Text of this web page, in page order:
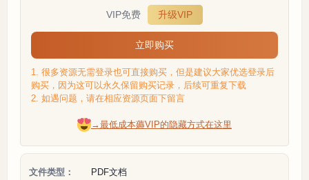
VIP免费 升级VIP
立即购买
1. 很多资源无需登录也可直接购买，但是建议大家优选登录后
购买，因为这可以永久保留购买记录，后续可重复下载
2. 如遇问题，请在相应资源页面下留言
→最低成本薅VIP的隐藏方式在这里
文件类型： PDF文档